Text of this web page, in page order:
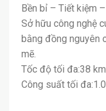
Bền bỉ – Tiết kiệm
Sở hữu công nghệ
bằng đồng nguyên
mẽ.
Tốc độ tối đa:38
Công suất tối